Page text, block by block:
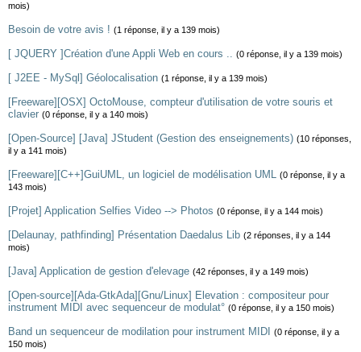
mois)
Besoin de votre avis ! (1 réponse, il y a 139 mois)
[ JQUERY ]Création d'une Appli Web en cours .. (0 réponse, il y a 139 mois)
[ J2EE - MySql] Géolocalisation (1 réponse, il y a 139 mois)
[Freeware][OSX] OctoMouse, compteur d'utilisation de votre souris et
clavier (0 réponse, il y a 140 mois)
[Open-Source] [Java] JStudent (Gestion des enseignements) (10 réponses,
il y a 141 mois)
[Freeware][C++]GuiUML, un logiciel de modélisation UML (0 réponse, il y a
143 mois)
[Projet] Application Selfies Video --> Photos (0 réponse, il y a 144 mois)
[Delaunay, pathfinding] Présentation Daedalus Lib (2 réponses, il y a 144
mois)
[Java] Application de gestion d'elevage (42 réponses, il y a 149 mois)
[Open-source][Ada-GtkAda][Gnu/Linux] Elevation : compositeur pour
instrument MIDI avec sequenceur de modulat° (0 réponse, il y a 150 mois)
Band un sequenceur de modilation pour instrument MIDI
(0 réponse, il y a
150 mois)